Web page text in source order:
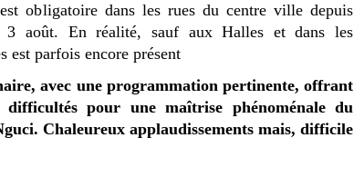
obligatoire dans les rues du centre ville depuis
3 août. En réalité, sauf aux Halles et dans les
est parfois encore présent
avec une programmation pertinente, offrant
pour une maîtrise phénoménale du
Chaleureux applaudissements mais, difficile